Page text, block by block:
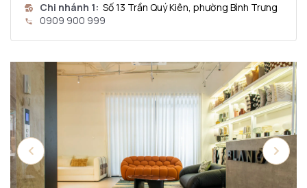
Chi nhánh 1: Số 13 Trần Quý Kiên, phường Bình Trưng
0909 900 999